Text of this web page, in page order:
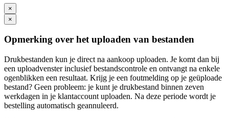
×
×
Opmerking over het uploaden van bestanden
Drukbestanden kun je direct na aankoop uploaden. Je komt dan bij
een uploadvenster inclusief bestandscontrole en ontvangt na enkele
ogenblikken een resultaat. Krijg je een foutmelding op je geüploade
bestand? Geen probleem: je kunt je drukbestand binnen zeven
werkdagen in je klantaccount uploaden. Na deze periode wordt je
bestelling automatisch geannuleerd.